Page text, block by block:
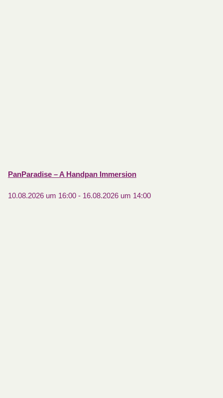
PanParadise – A Handpan Immersion
10.08.2026 um 16:00- 16.08.2026 um 14:00